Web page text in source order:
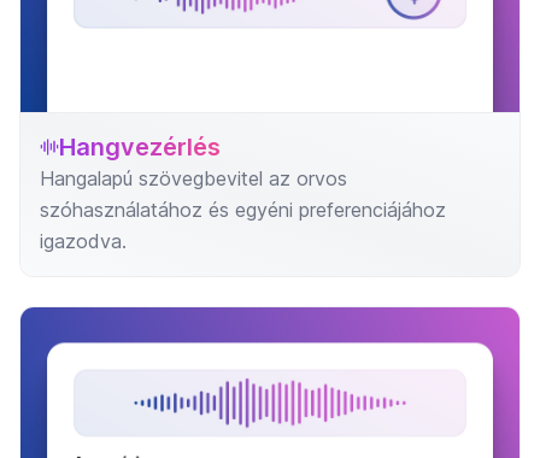
Hangvezérlés
Hangalapú szövegbevitel az orvos
szóhasználatához és egyéni preferenciájához
igazodva.